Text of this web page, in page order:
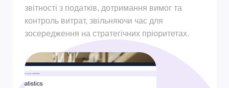
звітності з податків, дотримання вимог та
контроль витрат, звільняючи час для
зосередження на стратегічних пріоритетах.